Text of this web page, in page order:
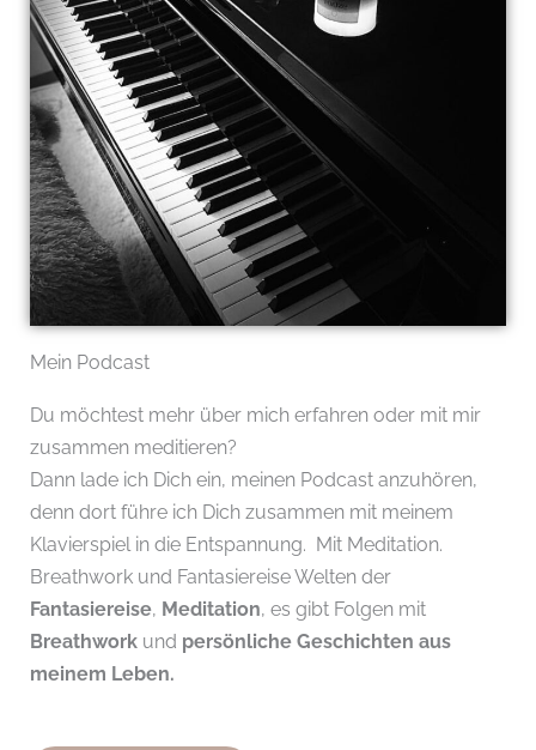
Mein Podcast
Du möchtest mehr über mich erfahren oder mit mir
zusammen meditieren?
Dann lade ich Dich ein, meinen Podcast anzuhören,
denn dort führe ich Dich zusammen mit meinem
Klavierspiel in die Entspannung. Mit Meditation.
Breathwork und Fantasiereise Welten der
Fantasiereise, Meditation, es gibt Folgen mit
Breathwork und persönliche Geschichten aus
meinem Leben.